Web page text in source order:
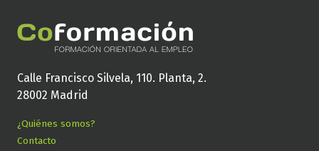
Calle Francisco Silvela, 110. Planta, 2.
28002 Madrid
¿Quiénes somos?
Contacto